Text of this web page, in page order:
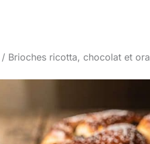
Brioches ricotta, chocolat et